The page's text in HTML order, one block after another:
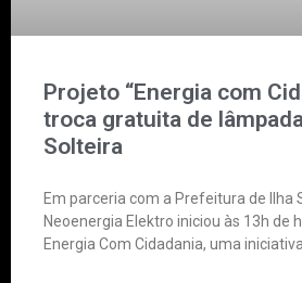
Projeto “Energia com
troca gratuita de
Solteira
Em parceria com a Prefeitura de Ilha
Neoenergia Elektro iniciou às 13h de
Energia Com Cidadania, uma